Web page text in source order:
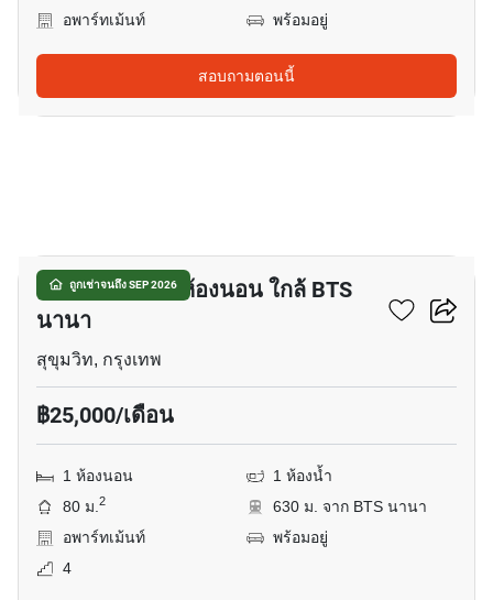
อพาร์ทเม้นท์ พร้อมอยู่
สอบถามตอนนี้
ถูกเช่าจนถึง SEP 2026
อพาร์ทเมนต์ 1-ห้องนอน ใกล้ BTS
นานา
สุขุมวิท, กรุงเทพ
฿25,000/เดือน
1 ห้องนอน
1 ห้องน้ำ
80 ม.2
630 ม. จาก BTS นานา
อพาร์ทเม้นท์
พร้อมอยู่
4